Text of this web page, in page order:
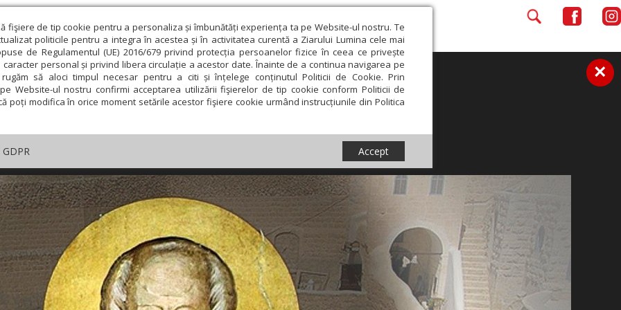
fişiere de tip cookie pentru a personaliza și îmbunătăți experiența ta pe Website-ul nostru. Te
politicile pentru a integra în acestea și în activitatea curentă a Ziarului Lumina cele mai
de Regulamentul (UE) 2016/679 privind protecția persoanelor fizice în ceea ce privește
personal și privind libera circulație a acestor date. Înainte de a continua navigarea pe
să aloci timpul necesar pentru a citi și înțelege conținutul Politicii de Cookie. Prin
Website-ul nostru confirmi acceptarea utilizării fişierelor de tip cookie conform Politicii de
poți modifica în orice moment setările acestor fişiere cookie urmând instrucțiunile din Politica
GDPR Accept
×